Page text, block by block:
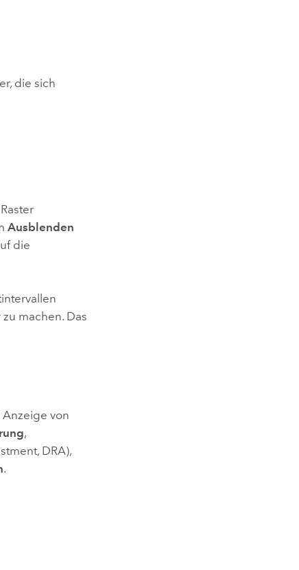
die sich
Ausblenden
die
machen. Das
von
,
DRA),
.